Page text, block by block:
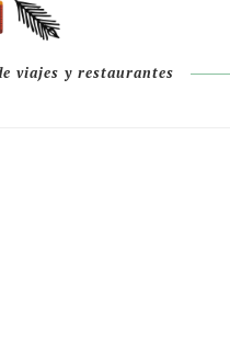
viajes y restaurantes